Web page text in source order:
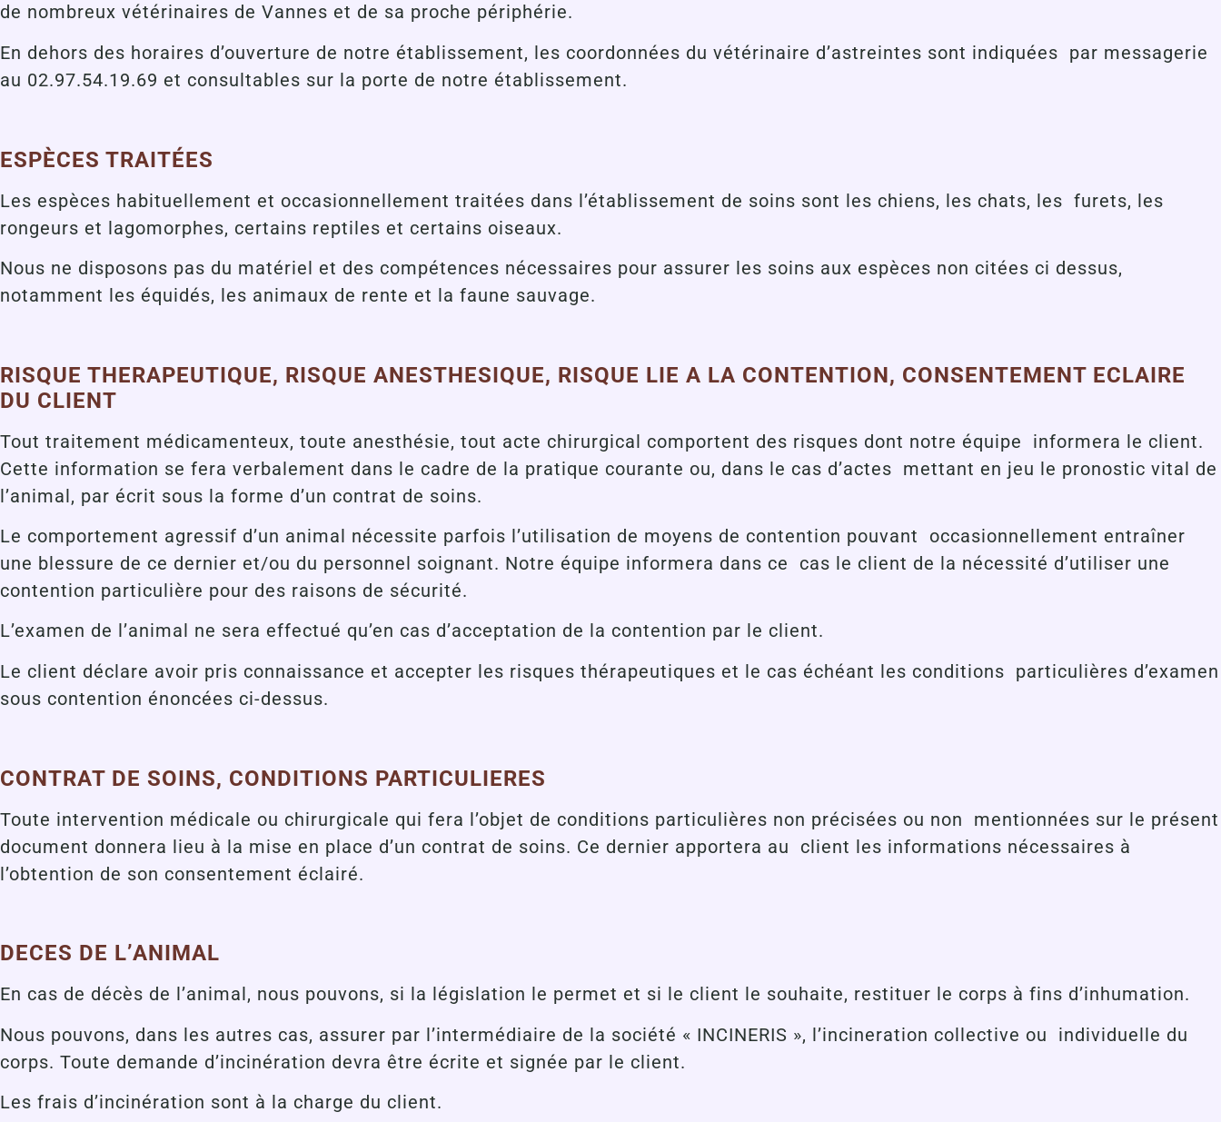
de nombreux vétérinaires de Vannes et de sa proche périphérie.
En dehors des horaires d’ouverture de notre établissement, les coordonnées du vétérinaire d’astreintes sont indiquées par messagerie
au 02.97.54.19.69 et consultables sur la porte de notre établissement.
ESPÈCES TRAITÉES
Les espèces habituellement et occasionnellement traitées dans l’établissement de soins sont les chiens, les chats, les furets, les
rongeurs et lagomorphes, certains reptiles et certains oiseaux.
Nous ne disposons pas du matériel et des compétences nécessaires pour assurer les soins aux espèces non citées ci dessus,
notamment les équidés, les animaux de rente et la faune sauvage.
RISQUE THERAPEUTIQUE, RISQUE ANESTHESIQUE, RISQUE LIE A LA CONTENTION, CONSENTEMENT ECLAIRE
DU CLIENT
Tout traitement médicamenteux, toute anesthésie, tout acte chirurgical comportent des risques dont notre équipe informera le client.
Cette information se fera verbalement dans le cadre de la pratique courante ou, dans le cas d’actes mettant en jeu le pronostic vital de
l’animal, par écrit sous la forme d’un contrat de soins.
Le comportement agressif d’un animal nécessite parfois l’utilisation de moyens de contention pouvant occasionnellement entraîner
une blessure de ce dernier et/ou du personnel soignant. Notre équipe informera dans ce cas le client de la nécessité d’utiliser une
contention particulière pour des raisons de sécurité.
L’examen de l’animal ne sera effectué qu’en cas d’acceptation de la contention par le client.
Le client déclare avoir pris connaissance et accepter les risques thérapeutiques et le cas échéant les conditions particulières d’examen
sous contention énoncées ci-dessus.
CONTRAT DE SOINS, CONDITIONS PARTICULIERES
Toute intervention médicale ou chirurgicale qui fera l’objet de conditions particulières non précisées ou non mentionnées sur le présent
document donnera lieu à la mise en place d’un contrat de soins. Ce dernier apportera au client les informations nécessaires à
l’obtention de son consentement éclairé.
DECES DE L’ANIMAL
En cas de décès de l’animal, nous pouvons, si la législation le permet et si le client le souhaite, restituer le corps à fins d’inhumation.
Nous pouvons, dans les autres cas, assurer par l’intermédiaire de la société « INCINERIS », l’incineration collective ou individuelle du
corps. Toute demande d’incinération devra être écrite et signée par le client.
Les frais d’incinération sont à la charge du client.